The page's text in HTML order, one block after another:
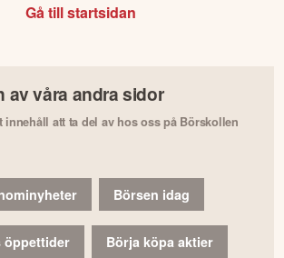
Gå till startsidan
av våra andra sidor
innehåll att ta del av hos oss på Börskollen
Börsen idag
öppettider Börja köpa aktier